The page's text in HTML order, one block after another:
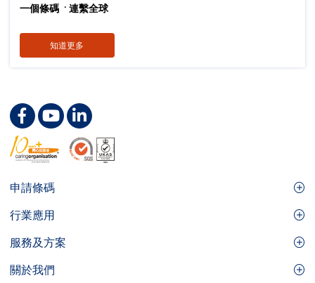
一個條碼 ． 連繫全球
知道更多
Footer
Site
Menu
申請條碼
GS1條碼
實用工具及資源
行業應用
食品及餐飲服務
服務及方案
品牌保護
關於我們